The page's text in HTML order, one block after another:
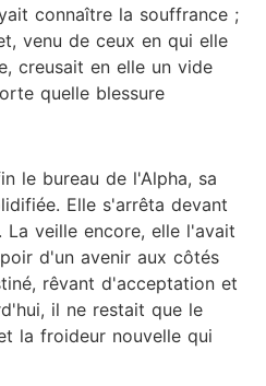
connaître la souffrance ;
venu de ceux en qui elle
creusait en elle un vide
quelle blessure
le bureau de l'Alpha, sa
Elle s'arrêta devant
veille encore, elle l'avait
d'un avenir aux côtés
rêvant d'acceptation et
il ne restait que le
la froideur nouvelle qui